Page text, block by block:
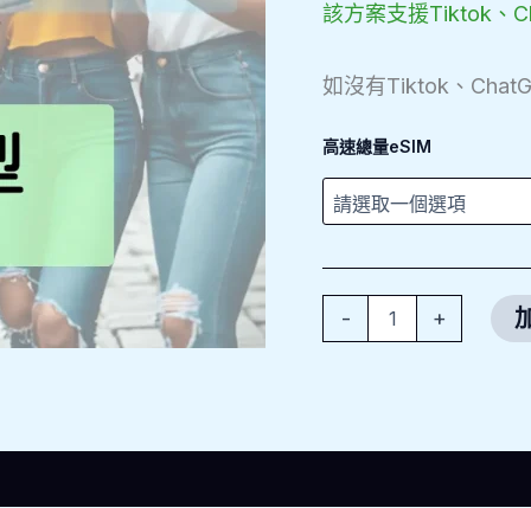
該方案支援Tiktok、
如沒有Tiktok、
高速總量eSIM
- +